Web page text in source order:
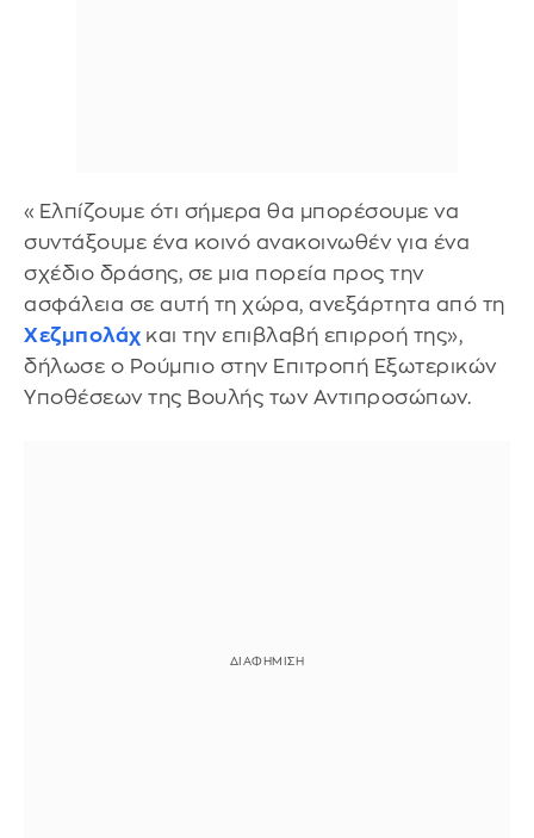
«Ελπίζουμε ότι σήμερα θα μπορέσουμε να
συντάξουμε ένα κοινό ανακοινωθέν για ένα
σχέδιο δράσης, σε μια πορεία προς την
ασφάλεια σε αυτή τη χώρα, ανεξάρτητα από τη
Χεζμπολάχ και την επιβλαβή επιρροή της»,
δήλωσε ο Ρούμπιο στην Επιτροπή Εξωτερικών
Υποθέσεων της Βουλής των Αντιπροσώπων.